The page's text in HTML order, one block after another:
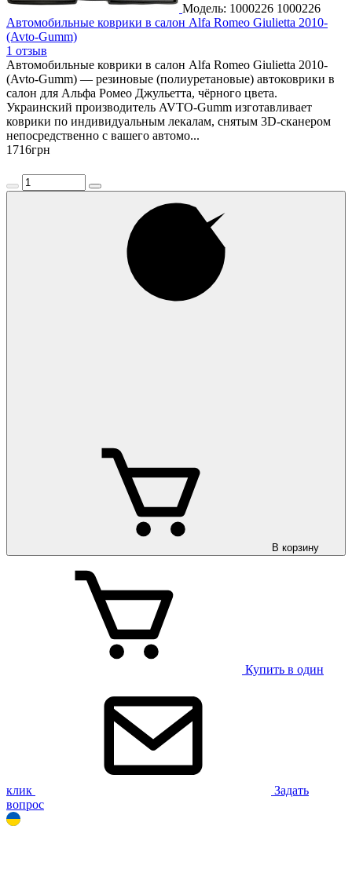
Модель: 1000226 1000226
Автомобильные коврики в салон Alfa Romeo Giulietta 2010-
(Avto-Gumm)
1 отзыв
Автомобильные коврики в салон Alfa Romeo Giulietta 2010-
(Avto-Gumm) — резиновые (полиуретановые) автоковрики в
салон для Альфа Ромео Джульетта, чёрного цвета.
Украинский производитель AVTO-Gumm изготавливает
коврики по индивидуальным лекалам, снятым 3D-сканером
непосредственно с вашего автомо...
1716грн
В корзину
Купить в один
клик
Задать
вопрос